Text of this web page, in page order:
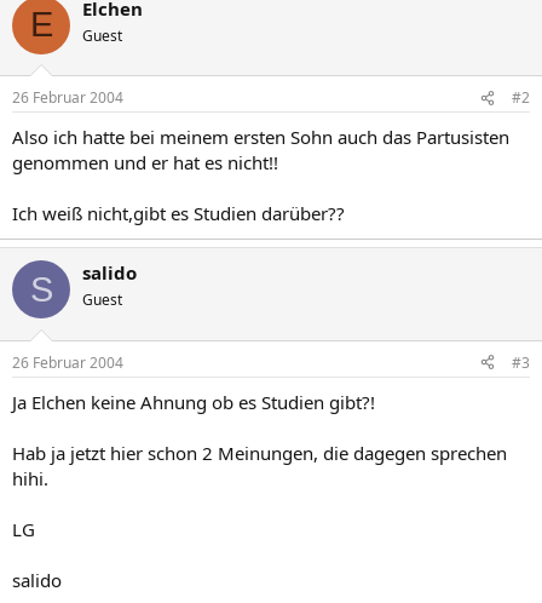
E Elchen
Guest
26 Februar 2004 #2
Also ich hatte bei meinem ersten Sohn auch das Partusisten
genommen und er hat es nicht!!
Ich weiß nicht,gibt es Studien darüber??
S salido
Guest
26 Februar 2004 #3
Ja Elchen keine Ahnung ob es Studien gibt?!
Hab ja jetzt hier schon 2 Meinungen, die dagegen sprechen
hihi.
LG
salido